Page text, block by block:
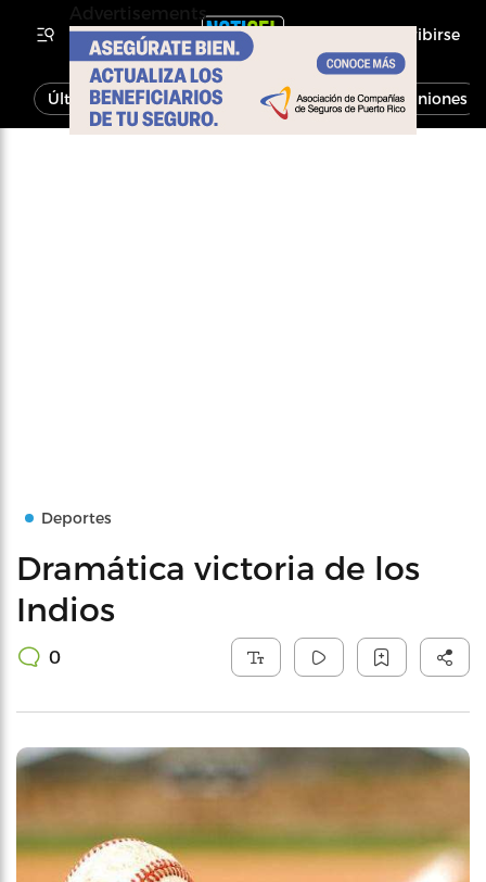
Inscribirse
Última Hora Noticias Economía Opiniones
Deportes
Dramática victoria de los
Indios
0
Advertisements